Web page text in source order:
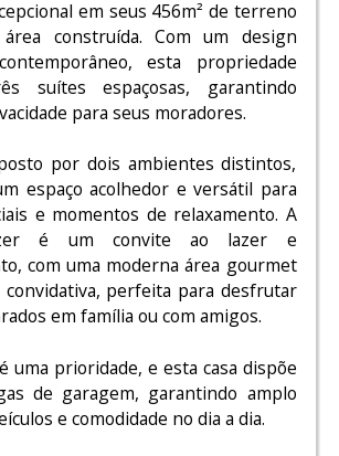
em seus 456m² de terreno
construída. Com um design
esta propriedade
suítes espaçosas, garantindo
para seus moradores.
por dois ambientes distintos,
espaço acolhedor e versátil para
e momentos de relaxamento. A
é um convite ao lazer e
com uma moderna área gourmet
convidativa, perfeita para desfrutar
em família ou com amigos.
uma prioridade, e esta casa dispõe
de garagem, garantindo amplo
e comodidade no dia a dia.